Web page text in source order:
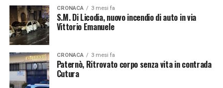
CRONACA 3 mesi fa
S.M. Di Licodia, nuovo incendio di auto in via
Vittorio Emanuele
CRONACA 3 mesi fa
Paternò, Ritrovato corpo senza vita in contrada
Cutura